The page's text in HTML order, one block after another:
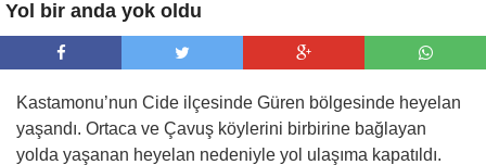
Yol bir anda yok oldu
Kastamonu’nun Cide ilçesinde Güren bölgesinde heyelan
yaşandı. Ortaca ve Çavuş köylerini birbirine bağlayan
yolda yaşanan heyelan nedeniyle yol ulaşıma kapatıldı.